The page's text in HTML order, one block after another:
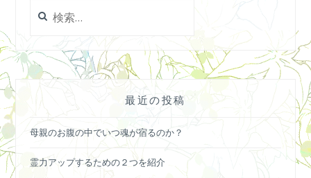
索:
最近の投稿
母親のお腹の中でいつ魂が宿るのか？
霊力アップするための２つを紹介